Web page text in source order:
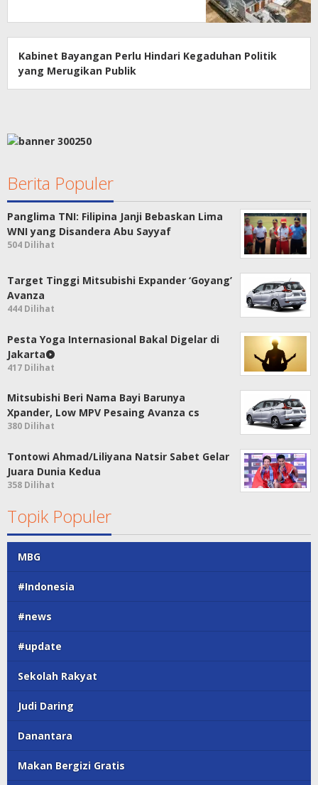
Kabinet Bayangan Perlu Hindari Kegaduhan Politik
yang Merugikan Publik
Berita Populer
Panglima TNI: Filipina Janji Bebaskan Lima
WNI yang Disandera Abu Sayyaf
504 Dilihat
Target Tinggi Mitsubishi Expander ‘Goyang’
Avanza
444 Dilihat
Pesta Yoga Internasional Bakal Digelar di
Jakarta
417 Dilihat
Mitsubishi Beri Nama Bayi Barunya
Xpander, Low MPV Pesaing Avanza cs
380 Dilihat
Tontowi Ahmad/Liliyana Natsir Sabet Gelar
Juara Dunia Kedua
358 Dilihat
Topik Populer
MBG
#Indonesia
#news
#update
Sekolah Rakyat
Judi Daring
Danantara
Makan Bergizi Gratis